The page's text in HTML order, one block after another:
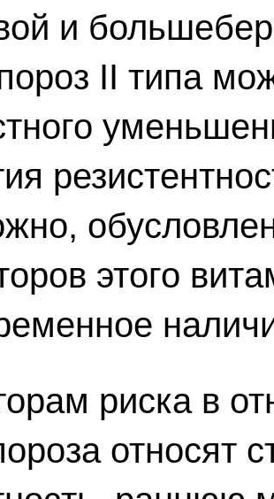
и
II типа
этого
риска в
относят